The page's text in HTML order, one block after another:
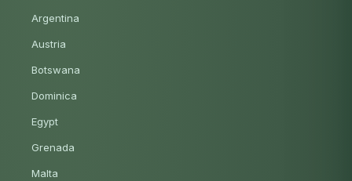
Argentina
Austria
Botswana
Dominica
Egypt
Grenada
Malta